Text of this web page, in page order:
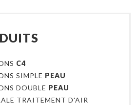
C4
SIMPLE PEAU
DOUBLE PEAU
TRAITEMENT D'AIR